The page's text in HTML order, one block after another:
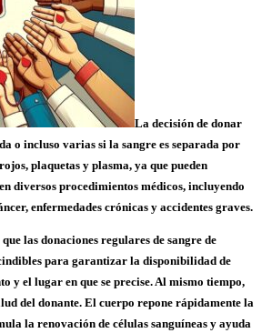
La decisión de donar
o incluso varias si la sangre es separada por
plaquetas y plasma, ya que pueden
diversos procedimientos médicos, incluyendo
enfermedades crónicas y accidentes graves.
que las donaciones regulares de sangre de
para garantizar la disponibilidad de
y el lugar en que se precise. Al mismo tiempo,
del donante. El cuerpo repone rápidamente la
la renovación de células sanguíneas y ayuda